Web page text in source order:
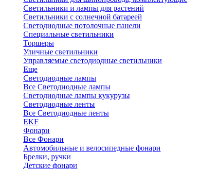
Светильники и лампы для растений
Светильники с солнечной батареей
Светодиодные потолочные панели
Специальные светильники
Торшеры
Уличные светильники
Управляемые светодиодные светильники
Еще
Светодиодные лампы
Все Светодиодные лампы
Светодиодные лампы кукурузы
Светодиодные ленты
Все Светодиодные ленты
EKF
Фонари
Все Фонари
Автомобильные и велосипедные фонари
Брелки, ручки
Детские фонари